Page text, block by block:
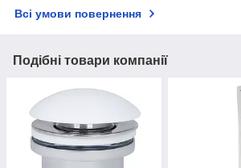
Всі умови повернення
Подібні товари компанії